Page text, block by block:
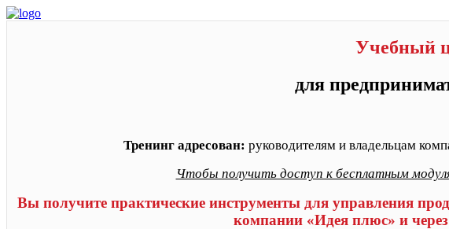
Учебный
для
Тренинг адресован: руководителям и владельцам
Чтобы получить доступ к бесплатным
Вы получите практические инструменты для управления
компании «Идея плюс» и